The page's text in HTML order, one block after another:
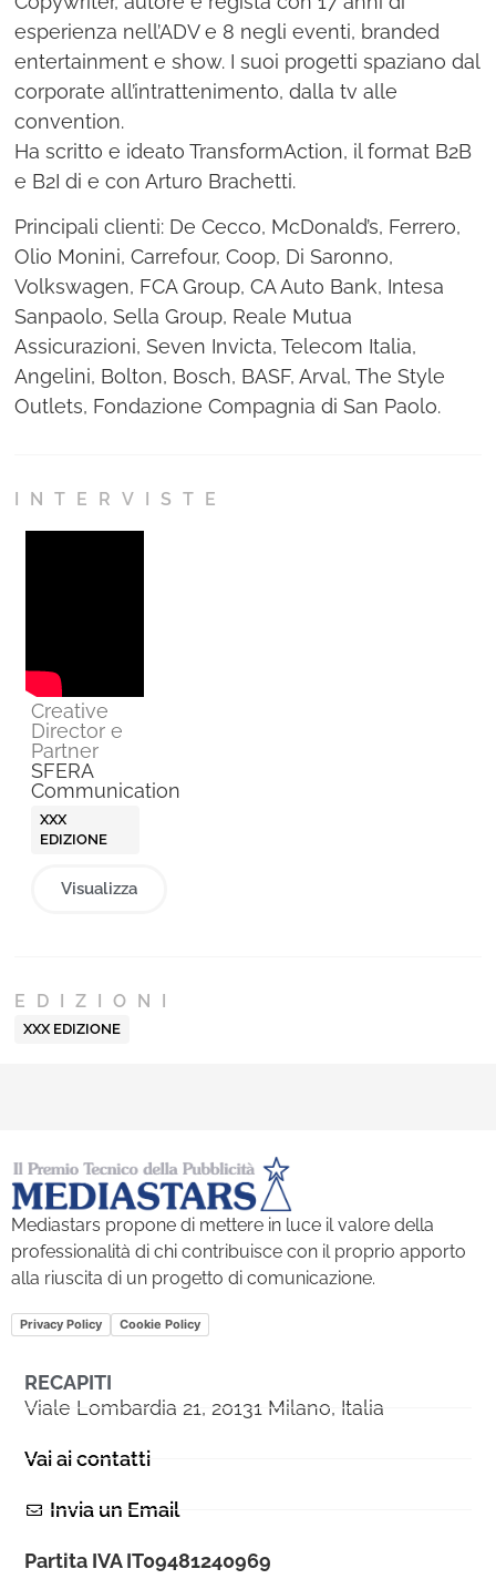
esperienza nell’ADV e 8 negli eventi, branded
entertainment e show. I suoi progetti spaziano dal
corporate all’intrattenimento, dalla tv alle
convention.
Ha scritto e ideato TransformAction, il format B2B
e B2I di e con Arturo Brachetti.
Principali clienti: De Cecco, McDonald’s, Ferrero,
Olio Monini, Carrefour, Coop, Di Saronno,
Volkswagen, FCA Group, CA Auto Bank, Intesa
Sanpaolo, Sella Group, Reale Mutua
Assicurazioni, Seven Invicta, Telecom Italia,
Angelini, Bolton, Bosch, BASF, Arval, The Style
Outlets, Fondazione Compagnia di San Paolo.
INTERVISTE
Creative
Director e
Partner
SFERA
Communication
XXX
EDIZIONE
Visualizza
EDIZIONI
XXX EDIZIONE
Mediastars propone di mettere in luce il valore della
professionalità di chi contribuisce con il proprio apporto
alla riuscita di un progetto di comunicazione.
Privacy Policy Cookie Policy
RECAPITI
Viale Lombardia 21, 20131 Milano, Italia
Vai ai contatti
Invia un Email
Partita IVA IT09481240969